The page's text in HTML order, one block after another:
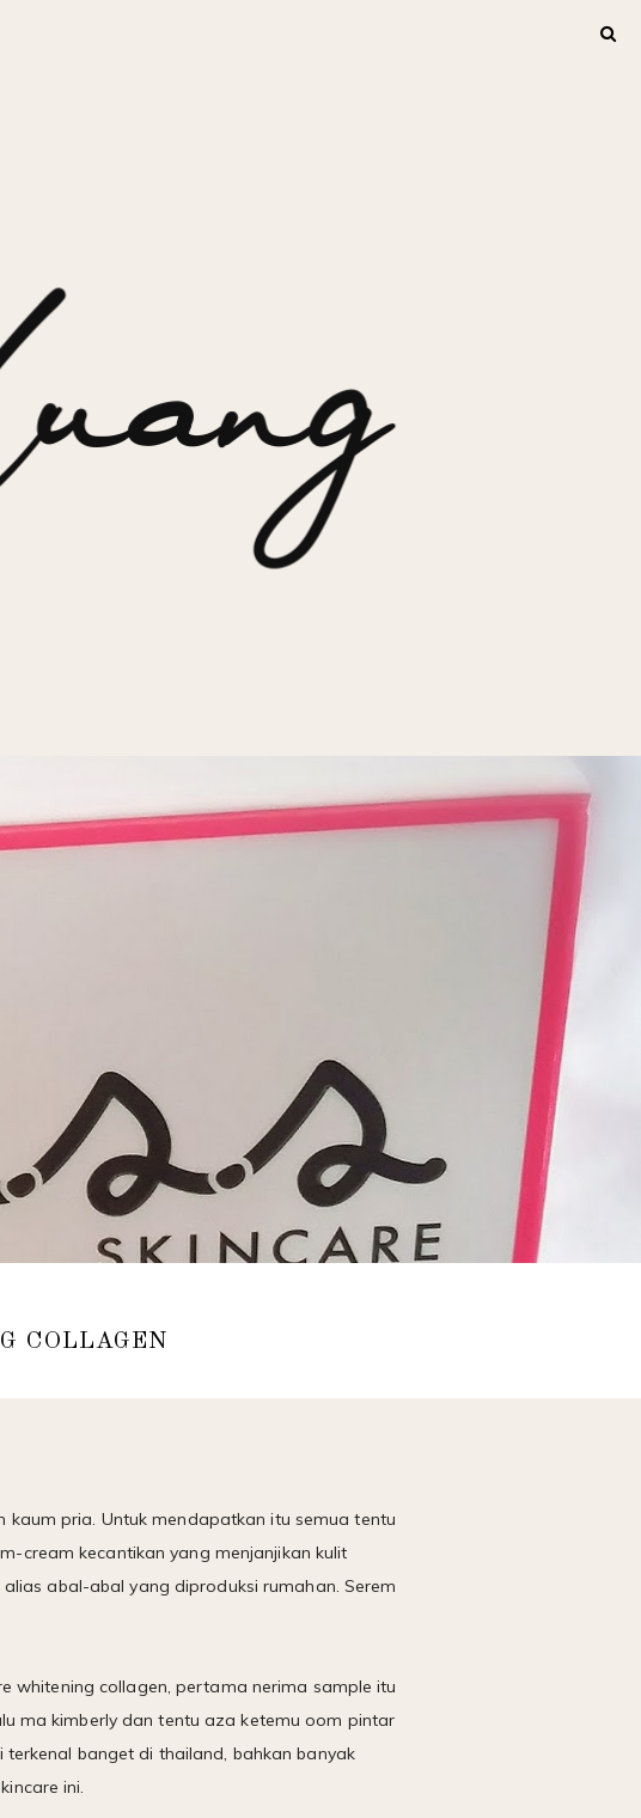
COLLAGEN
pria. Untuk mendapatkan itu semua tentu
cream kecantikan yang menjanjikan kulit
abal-abal yang diproduksi rumahan. Serem
whitening collagen, pertama nerima sample itu
ma kimberly dan tentu aza ketemu oom pintar
terkenal banget di thailand, bahkan banyak
ini.